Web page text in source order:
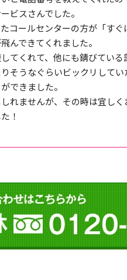
ビスさんでした。
コールセンターの方が「す
んできてくれました。
てくれて、他にも錆びてい
そうなぐらいビックリして
できました。
れませんが、その時は宜しく
！